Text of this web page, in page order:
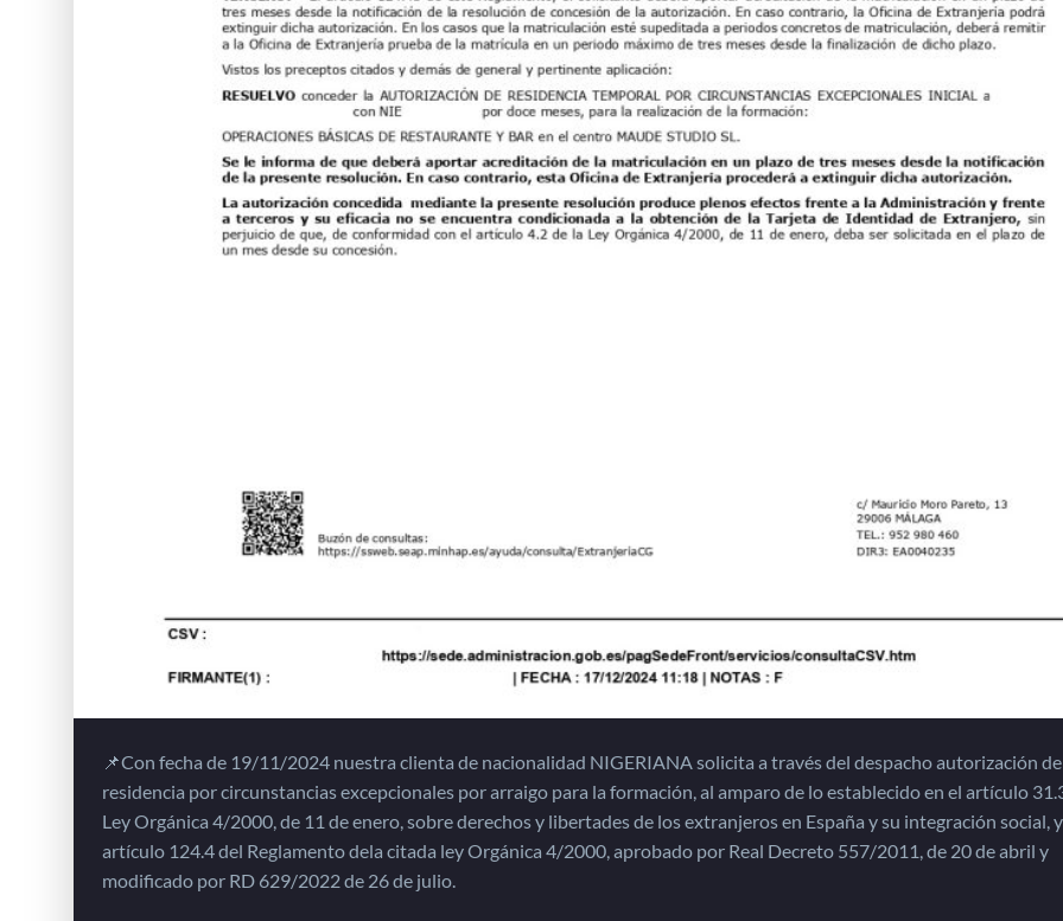
📌Con fecha de 19/11/2024 nuestra clienta de nacionalidad NIGERIANA solicita a través del despacho autorización de
residencia por circunstancias excepcionales por arraigo para la formación, al amparo de lo establecido en el artículo
Ley Orgánica 4/2000, de 11 de enero, sobre derechos y libertades de los extranjeros en España y su integración social,
artículo 124.4 del Reglamento dela citada ley Orgánica 4/2000, aprobado por Real Decreto 557/2011, de 20 de abril y
modificado por RD 629/2022 de 26 de julio.